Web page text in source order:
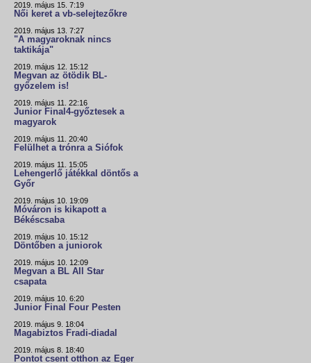
2019. május 15. 7:19
Női keret a vb-selejtezőkre
2019. május 13. 7:27
"A magyaroknak nincs
taktikája"
2019. május 12. 15:12
Megvan az ötödik BL-
győzelem is!
2019. május 11. 22:16
Junior Final4-győztesek a
magyarok
2019. május 11. 20:40
Felülhet a trónra a Siófok
2019. május 11. 15:05
Lehengerlő játékkal döntős a
Győr
2019. május 10. 19:09
Móváron is kikapott a
Békéscsaba
2019. május 10. 15:12
Döntőben a juniorok
2019. május 10. 12:09
Megvan a BL All Star
csapata
2019. május 10. 6:20
Junior Final Four Pesten
2019. május 9. 18:04
Magabiztos Fradi-diadal
2019. május 8. 18:40
Pontot csent otthon az Eger